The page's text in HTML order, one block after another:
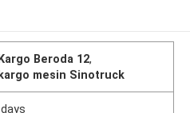
Beroda 12,
mesin Sinotruck